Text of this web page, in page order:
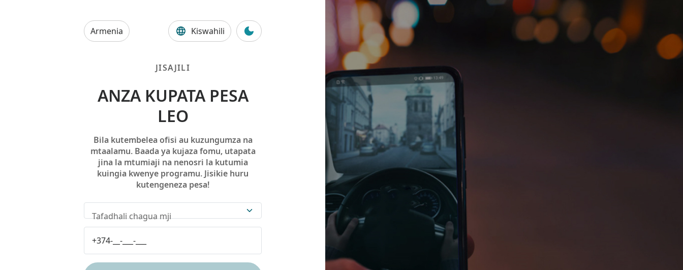
Armenia Kiswahili
JISAJILI
ANZA KUPATA PESA
LEO
Bila kutembelea ofisi au kuzungumza na
mtaalamu. Baada ya kujaza fomu, utapata
jina la mtumiaji na nenosri la kutumia
kuingia kwenye programu. Jisikie huru
kutengeneza pesa!
Tafadhali chagua mji